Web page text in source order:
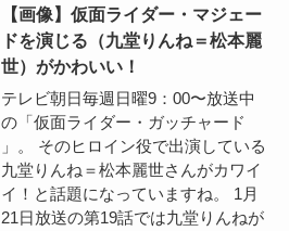
【画像】仮面ライダー・マジェー
ドを演じる（九堂りんね＝松本麗
世）がかわいい！
テレビ朝日毎週日曜9：00〜放送中
の「仮面ライダー・ガッチャード
」。 そのヒロイン役で出演している
九堂りんね＝松本麗世さんがカワイ
イ！と話題になっていますね。 1月
21日放送の第19話では九堂りんねが